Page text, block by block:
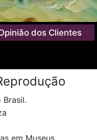
dos Clientes
em Museus.